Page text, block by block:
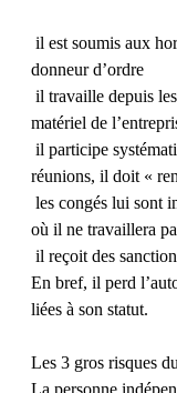
donneur d’ordre
matériel de
réunions, il doit «
où il ne travaillera
il reçoit des
En bref, il perd
liées à son statut.
Les 3 gros risques
La personne